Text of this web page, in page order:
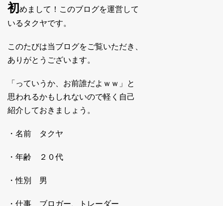
初めまして！このブログを運営して
いるタクヤです。
このたびは当ブログをご覧いただき、
ありがとうございます。
「っていうか、お前誰だよｗｗ」と
思われるかもしれないので軽く自己
紹介しておきましょう。
・名前 タクヤ
・年齢 ２０代
・性別 男
・仕事 ブロガー、トレーダー